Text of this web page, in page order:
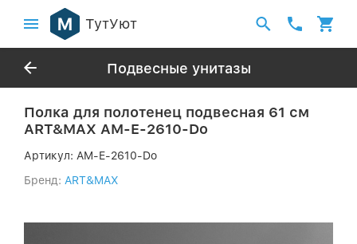
ТутУют
Подвесные унитазы
Полка для полотенец подвесная 61 см
ART&MAX AM-E-2610-Do
Артикул: AM-E-2610-Do
Бренд: ART&MAX